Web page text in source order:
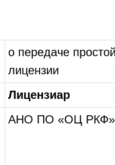
о передаче
лицензии
Лицензиар
АНО ПО «ОЦ РКФ»